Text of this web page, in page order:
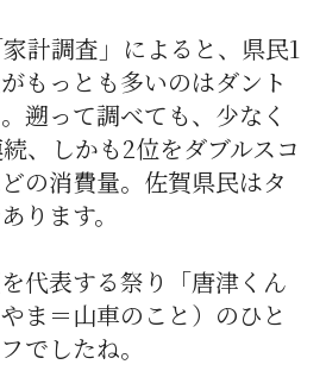
計調査」によると、県民1
もっとも多いのはダント
遡って調べても、少なく
、しかも2位をダブルスコ
の消費量。佐賀県民はタ
ります。
代表する祭り「唐津くん
ま＝山車のこと）のひと
でしたね。